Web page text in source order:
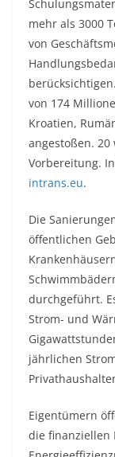
mehr als 3000
von
von 174
Kroatien,
angestoßen.
Vorbereitung.
intrans.eu.
Die
öffentlichen
durchgeführt.
Strom- und
jährlichen
Eigentümern
die finanziellen